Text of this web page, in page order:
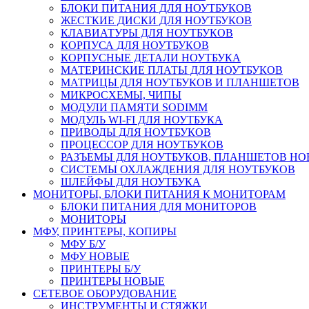
БЛОКИ ПИТАНИЯ ДЛЯ НОУТБУКОВ
ЖЕСТКИЕ ДИСКИ ДЛЯ НОУТБУКОВ
КЛАВИАТУРЫ ДЛЯ НОУТБУКОВ
КОРПУСА ДЛЯ НОУТБУКОВ
КОРПУСНЫЕ ДЕТАЛИ НОУТБУКА
МАТЕРИНСКИЕ ПЛАТЫ ДЛЯ НОУТБУКОВ
МАТРИЦЫ ДЛЯ НОУТБУКОВ И ПЛАНШЕТОВ
МИКРОСХЕМЫ, ЧИПЫ
МОДУЛИ ПАМЯТИ SODIMM
МОДУЛЬ WI-FI ДЛЯ НОУТБУКА
ПРИВОДЫ ДЛЯ НОУТБУКОВ
ПРОЦЕССОР ДЛЯ НОУТБУКОВ
РАЗЪЕМЫ ДЛЯ НОУТБУКОВ, ПЛАНШЕТОВ
СИСТЕМЫ ОХЛАЖДЕНИЯ ДЛЯ НОУТБУКОВ
ШЛЕЙФЫ ДЛЯ НОУТБУКА
МОНИТОРЫ, БЛОКИ ПИТАНИЯ К МОНИТОРАМ
БЛОКИ ПИТАНИЯ ДЛЯ МОНИТОРОВ
МОНИТОРЫ
МФУ, ПРИНТЕРЫ, КОПИРЫ
МФУ Б/У
МФУ НОВЫЕ
ПРИНТЕРЫ Б/У
ПРИНТЕРЫ НОВЫЕ
СЕТЕВОЕ ОБОРУДОВАНИЕ
ИНСТРУМЕНТЫ И СТЯЖКИ